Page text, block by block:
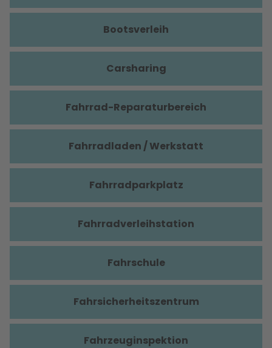
Bootsverleih
Carsharing
Fahrrad-Reparaturbereich
Fahrradladen / Werkstatt
Fahrradparkplatz
Fahrradverleihstation
Fahrschule
Fahrsicherheitszentrum
Fahrzeuginspektion